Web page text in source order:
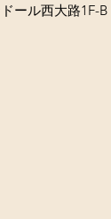
ール西大路1F-B